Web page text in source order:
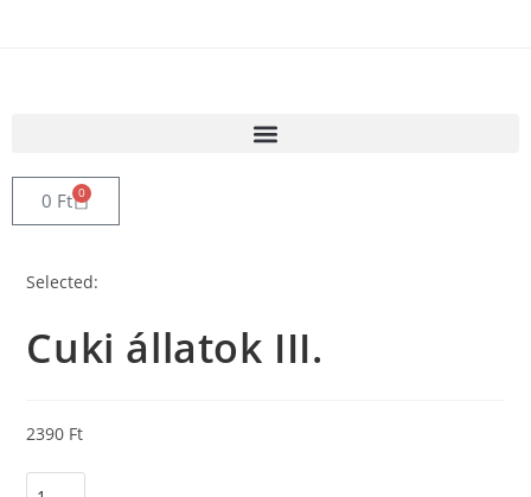
0 Ft 0
Selected:
Cuki állatok III.
2390 Ft